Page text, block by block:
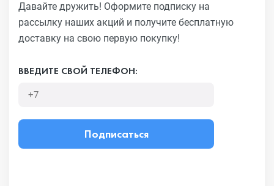
Давайте дружить! Оформите подписку на
рассылку наших акций и получите бесплатную
доставку на свою первую покупку!
ВВЕДИТЕ СВОЙ ТЕЛЕФОН:
Подписаться